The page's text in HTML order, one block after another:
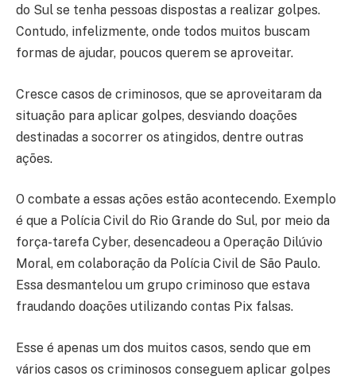
do Sul se tenha pessoas dispostas a realizar golpes.
Contudo, infelizmente, onde todos muitos buscam
formas de ajudar, poucos querem se aproveitar.
Cresce casos de criminosos, que se aproveitaram da
situação para aplicar golpes, desviando doações
destinadas a socorrer os atingidos, dentre outras
ações.
O combate a essas ações estão acontecendo. Exemplo
é que a Polícia Civil do Rio Grande do Sul, por meio da
força-tarefa Cyber, desencadeou a Operação Dilúvio
Moral, em colaboração da Polícia Civil de São Paulo.
Essa desmantelou um grupo criminoso que estava
fraudando doações utilizando contas Pix falsas.
Esse é apenas um dos muitos casos, sendo que em
vários casos os criminosos conseguem aplicar golpes